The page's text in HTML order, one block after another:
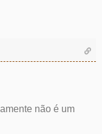
não é um